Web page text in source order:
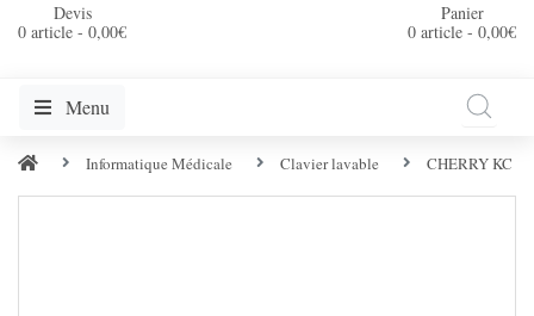
Devis
0 article - 0,00€
Panier
0 article - 0,00€
Menu
Informatique Médicale Clavier lavable CHERRY KC